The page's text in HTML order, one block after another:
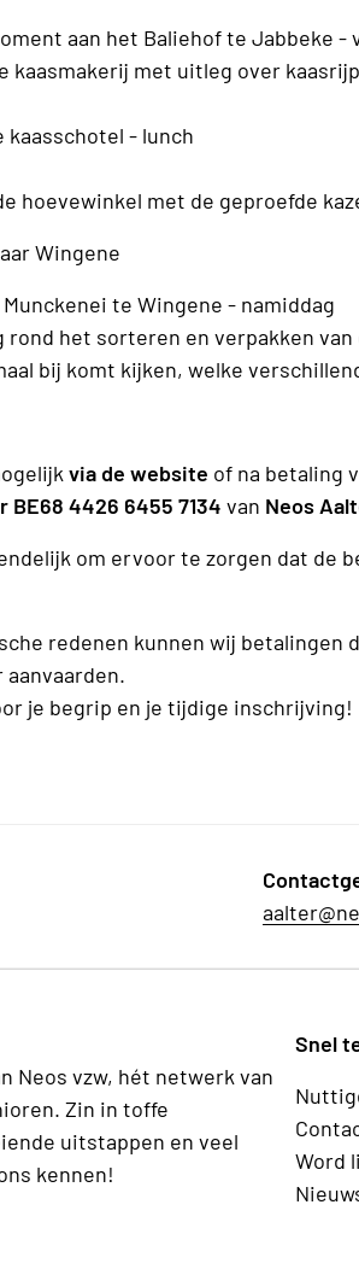
aan het Baliehof te Jabbeke -
kaasmakerij met uitleg over
kaasschotel - lunch
hoevewinkel met de geproefde
Wingene
Munckenei te Wingene - namiddag
rond het sorteren en verpakken van
bij komt kijken, welke
via de website of na betaling
BE68 4426 6455 7134 van Neos
om ervoor te zorgen dat de
redenen kunnen wij betalingen
je begrip en je tijdige inschrijving!
Neos vzw, hét netwerk van
Zin in toffe
uitstappen en veel
kennen!
Snel
Word